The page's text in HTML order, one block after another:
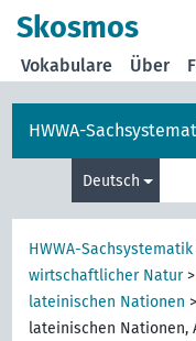
Skosmos
Vokabulare Über
HWWA-
Deutsch
HWWA-Sachsystematik
wirtschaftlicher Natur>
lateinischen Nationen >
lateinischen Nationen,